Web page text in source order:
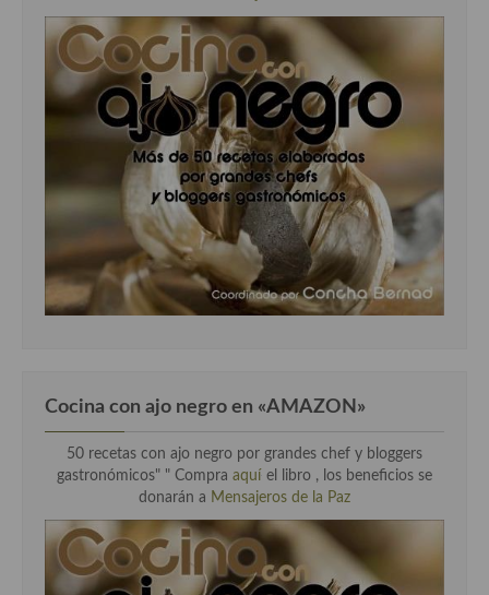
Cocina con ajo negro en «AMAZON»
50 recetas con ajo negro por grandes chef y bloggers
gastronómicos" " Compra aquí el libro , los beneficios se
donarán a Mensajeros de la Paz